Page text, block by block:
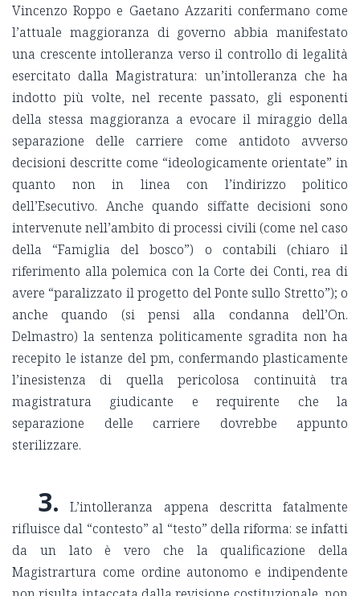
Vincenzo Roppo e Gaetano Azzariti confermano come
l’attuale maggioranza di governo abbia manifestato
una crescente intolleranza verso il controllo di legalità
esercitato dalla Magistratura: un’intolleranza che ha
indotto più volte, nel recente passato, gli esponenti
della stessa maggioranza a evocare il miraggio della
separazione delle carriere come antidoto avverso
decisioni descritte come “ideologicamente orientate” in
quanto non in linea con l’indirizzo politico
dell’Esecutivo. Anche quando siffatte decisioni sono
intervenute nell’ambito di processi civili (come nel caso
della “Famiglia del bosco”) o contabili (chiaro il
riferimento alla polemica con la Corte dei Conti, rea di
avere “paralizzato il progetto del Ponte sullo Stretto”); o
anche quando (si pensi alla condanna dell’On.
Delmastro) la sentenza politicamente sgradita non ha
recepito le istanze del pm, confermando plasticamente
l’inesistenza di quella pericolosa continuità tra
magistratura giudicante e requirente che la
separazione delle carriere dovrebbe appunto
sterilizzare.
3. L’intolleranza appena descritta fatalmente
rifluisce dal “contesto” al “testo” della riforma: se infatti
da un lato è vero che la qualificazione della
Magistrartura come ordine autonomo e indipendente